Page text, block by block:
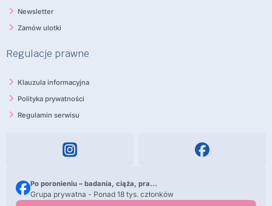
Newsletter
Zamów ulotki
Regulacje prawne
Klauzula informacyjna
Polityka prywatności
Regulamin serwisu
Po poronieniu – badania, ciąża, pra...
Grupa prywatna - Ponad 18 tys. członków